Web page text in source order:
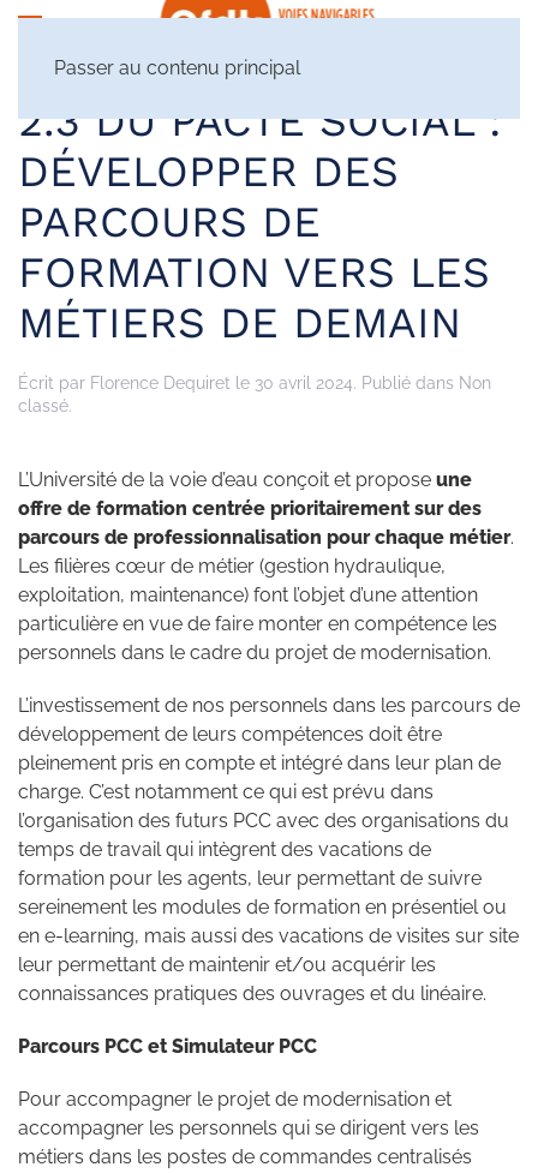
Passer au contenu principal
2.3 DU PACTE SOCIAL :
DÉVELOPPER DES
PARCOURS DE
FORMATION VERS LES
MÉTIERS DE DEMAIN
Écrit par Florence Dequiret le 30 avril 2024. Publié dans Non
classé.
L’Université de la voie d’eau conçoit et propose une
offre de formation centrée prioritairement sur des
parcours de professionnalisation pour chaque métier.
Les filières cœur de métier (gestion hydraulique,
exploitation, maintenance) font l’objet d’une attention
particulière en vue de faire monter en compétence les
personnels dans le cadre du projet de modernisation.
L’investissement de nos personnels dans les parcours de
développement de leurs compétences doit être
pleinement pris en compte et intégré dans leur plan de
charge. C’est notamment ce qui est prévu dans
l’organisation des futurs PCC avec des organisations du
temps de travail qui intègrent des vacations de
formation pour les agents, leur permettant de suivre
sereinement les modules de formation en présentiel ou
en e-learning, mais aussi des vacations de visites sur site
leur permettant de maintenir et/ou acquérir les
connaissances pratiques des ouvrages et du linéaire.
Parcours PCC et Simulateur PCC
Pour accompagner le projet de modernisation et
accompagner les personnels qui se dirigent vers les
métiers dans les postes de commandes centralisés